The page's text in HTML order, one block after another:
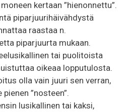
kertaan ”hienonnettu”.
piparjuurihäivähdystä
raastaa n.
piparjuurta mukaan.
tai puolitoista
oikeaa lopputulosta.
olla vain juuri sen verran,
”nosteen”.
lusikallinen tai kaksi,